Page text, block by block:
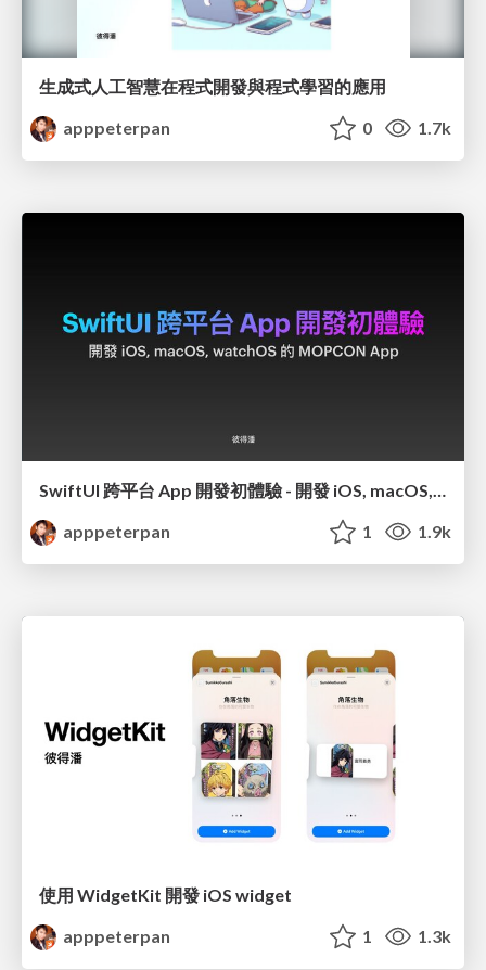
生成式人工智慧在程式開發與程式學習的應用
apppeterpan
0 1.7k
SwiftUI 跨平台 App 開發初體驗 - 開發 iOS, macOS, watchOS 的 MOPCON App
apppeterpan
1 1.9k
使用 WidgetKit 開發 iOS widget
apppeterpan
1 1.3k